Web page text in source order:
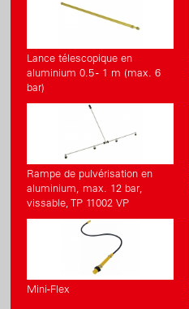
Lance télescopique en
aluminium 0.5 - 1 m (max. 6
bar)
Rampe de pulvérisation en
aluminium, max. 12 bar,
vissable, TP 11002 VP
Mini-Flex